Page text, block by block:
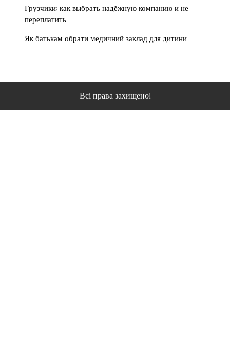
Грузчики: как выбрать надёжную компанию и не
переплатить
Як батькам обрати медичний заклад для дитини
Всі права захищено!